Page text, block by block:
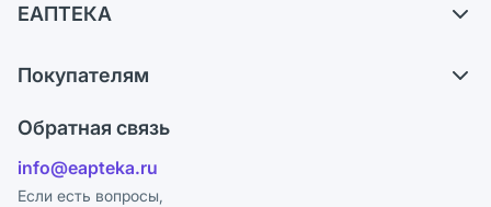
Обмен и возврат
Блог
ЕАПТЕКА
Карьера
Поставщики
Лицензия
Реклама на сайте
Покупателям
Программа СберСпасибо
Обратная связь
info@eapteka.ru
Если есть вопросы,